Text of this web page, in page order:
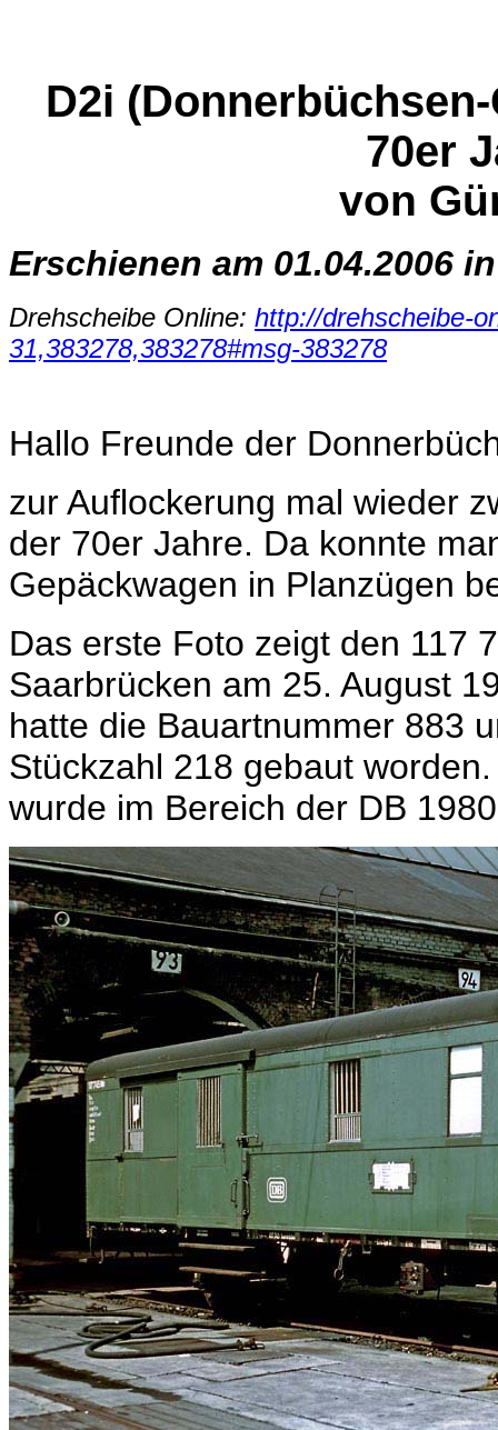
D2i
70er
von
Erschienen am 01.04.2006
Drehscheibe Online: http://drehscheibe-
31,383278,383278#msg-383278
Hallo Freunde der
zur Auflockerung mal wieder
der 70er Jahre. Da konnte
Gepäckwagen in Planzügen
Das erste Foto zeigt den 117
Saarbrücken am 25. August
hatte die Bauartnummer 883
Stückzahl 218 gebaut
wurde im Bereich der DB